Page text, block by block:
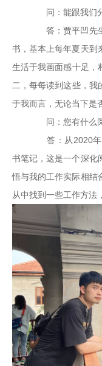
问：能跟我们分
答：贾平凹先生
书，基本上每年夏天到
生活于我画面感十足
二，每每读到这些，
于我而言，无论当下是
问：您有什么阅
答：从2020年
书笔记，这是一个深化
悟与我的工作实际相结
从中找到一些工作方法